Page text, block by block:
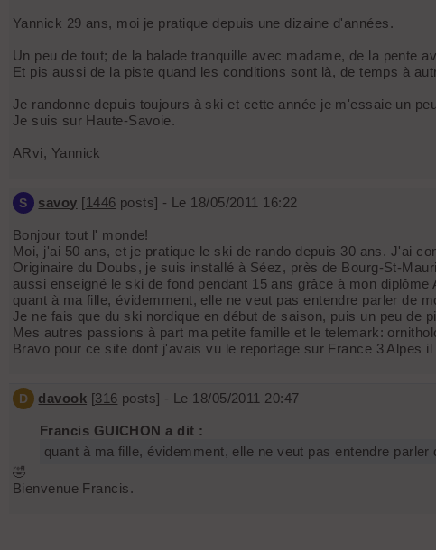
Yannick 29 ans, moi je pratique depuis une dizaine d'années.
Un peu de tout; de la balade tranquille avec madame, de la pente
Et pis aussi de la piste quand les conditions sont là, de temps à
Je randonne depuis toujours à ski et cette année je m'essaie un
Je suis sur Haute-Savoie.
ARvi, Yannick
S savoy [1446 posts] - Le 18/05/2011 16:22
Bonjour tout l' monde!
Moi, j'ai 50 ans, et je pratique le ski de rando depuis 30 ans. J'ai
Originaire du Doubs, je suis installé à Séez, près de Bourg-St-
aussi enseigné le ski de fond pendant 15 ans grâce à mon
quant à ma fille, évidemment, elle ne veut pas entendre parler de
Je ne fais que du ski nordique en début de saison, puis un peu de
Mes autres passions à part ma petite famille et le telemark:
Bravo pour ce site dont j'avais vu le reportage sur France 3 Alpes
D davook [316 posts] - Le 18/05/2011 20:47
Francis GUICHON a dit :
quant à ma fille, évidemment, elle ne veut pas entendre
🤣
Bienvenue Francis.